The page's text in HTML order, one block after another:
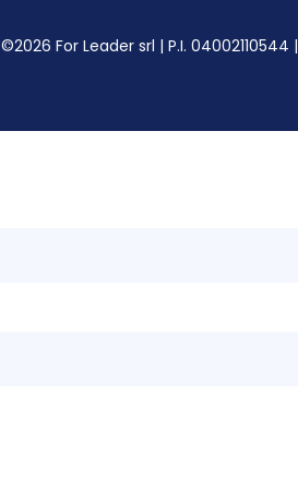
©2026 For Leader srl | P.I. 04002110544 |